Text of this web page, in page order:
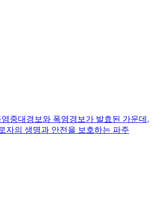
중대경보와 폭염경보가 발효된 가운데,
의 생명과 안전을 보호하는 파주